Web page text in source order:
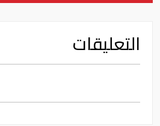
التعليقات